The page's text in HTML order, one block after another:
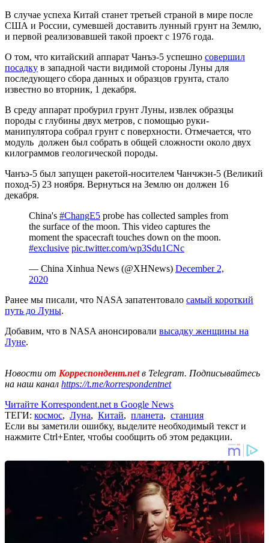
В случае успеха Китай станет третьей страной в мире после
США и России, сумевшей доставить лунный грунт на Землю,
и первой реализовавшей такой проект с 1976 года.
О том, что китайский аппарат Чанъэ-5 успешно совершил
посадку в западной части видимой стороны Луны для
последующего сбора данных и образцов грунта, стало
известно во вторник, 1 декабря.
В среду аппарат пробурил грунт Луны, извлек образцы
породы с глубины двух метров, с помощью руки-
манипулятора собрал грунт с поверхности. Отмечается, что
модуль должен был собрать в общей сложности около двух
килограммов геологической породы.
Чанъэ-5 был запущен ракетой-носителем Чанчжэн-5 (Великий
поход-5) 23 ноября. Вернуться на Землю он должен 16
декабря.
China's #ChangE5 probe has collected samples from
the surface of the moon. This video captures the
moment the spacecraft touches down on the moon.
#exclusive pic.twitter.com/wp3Sdu1CNc
— China Xinhua News (@XHNews) December 2,
2020
Ранее мы писали, что NASA запатентовало самый короткий
путь до Луны.
Добавим, что в NASA анонсировали высадку женщины на
Луне.
Новости от Корреспондент.netв Telegram. Подписывайтесь
на наш канал https://t.me/korrespondentnet
Читайте Korrespondent.net в Google News
ТЕГИ: космос, Луна, Китай, планета, станция
Если вы заметили ошибку, выделите необходимый текст и
нажмите Ctrl+Enter, чтобы сообщить об этом редакции.